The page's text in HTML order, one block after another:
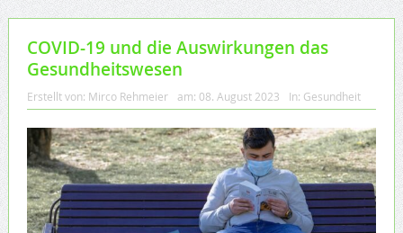
COVID-19 und die Auswirkungen das
Gesundheitswesen
Erstellt von: Mirco Rehmeier am: 08. August 2023 In: Gesundheit